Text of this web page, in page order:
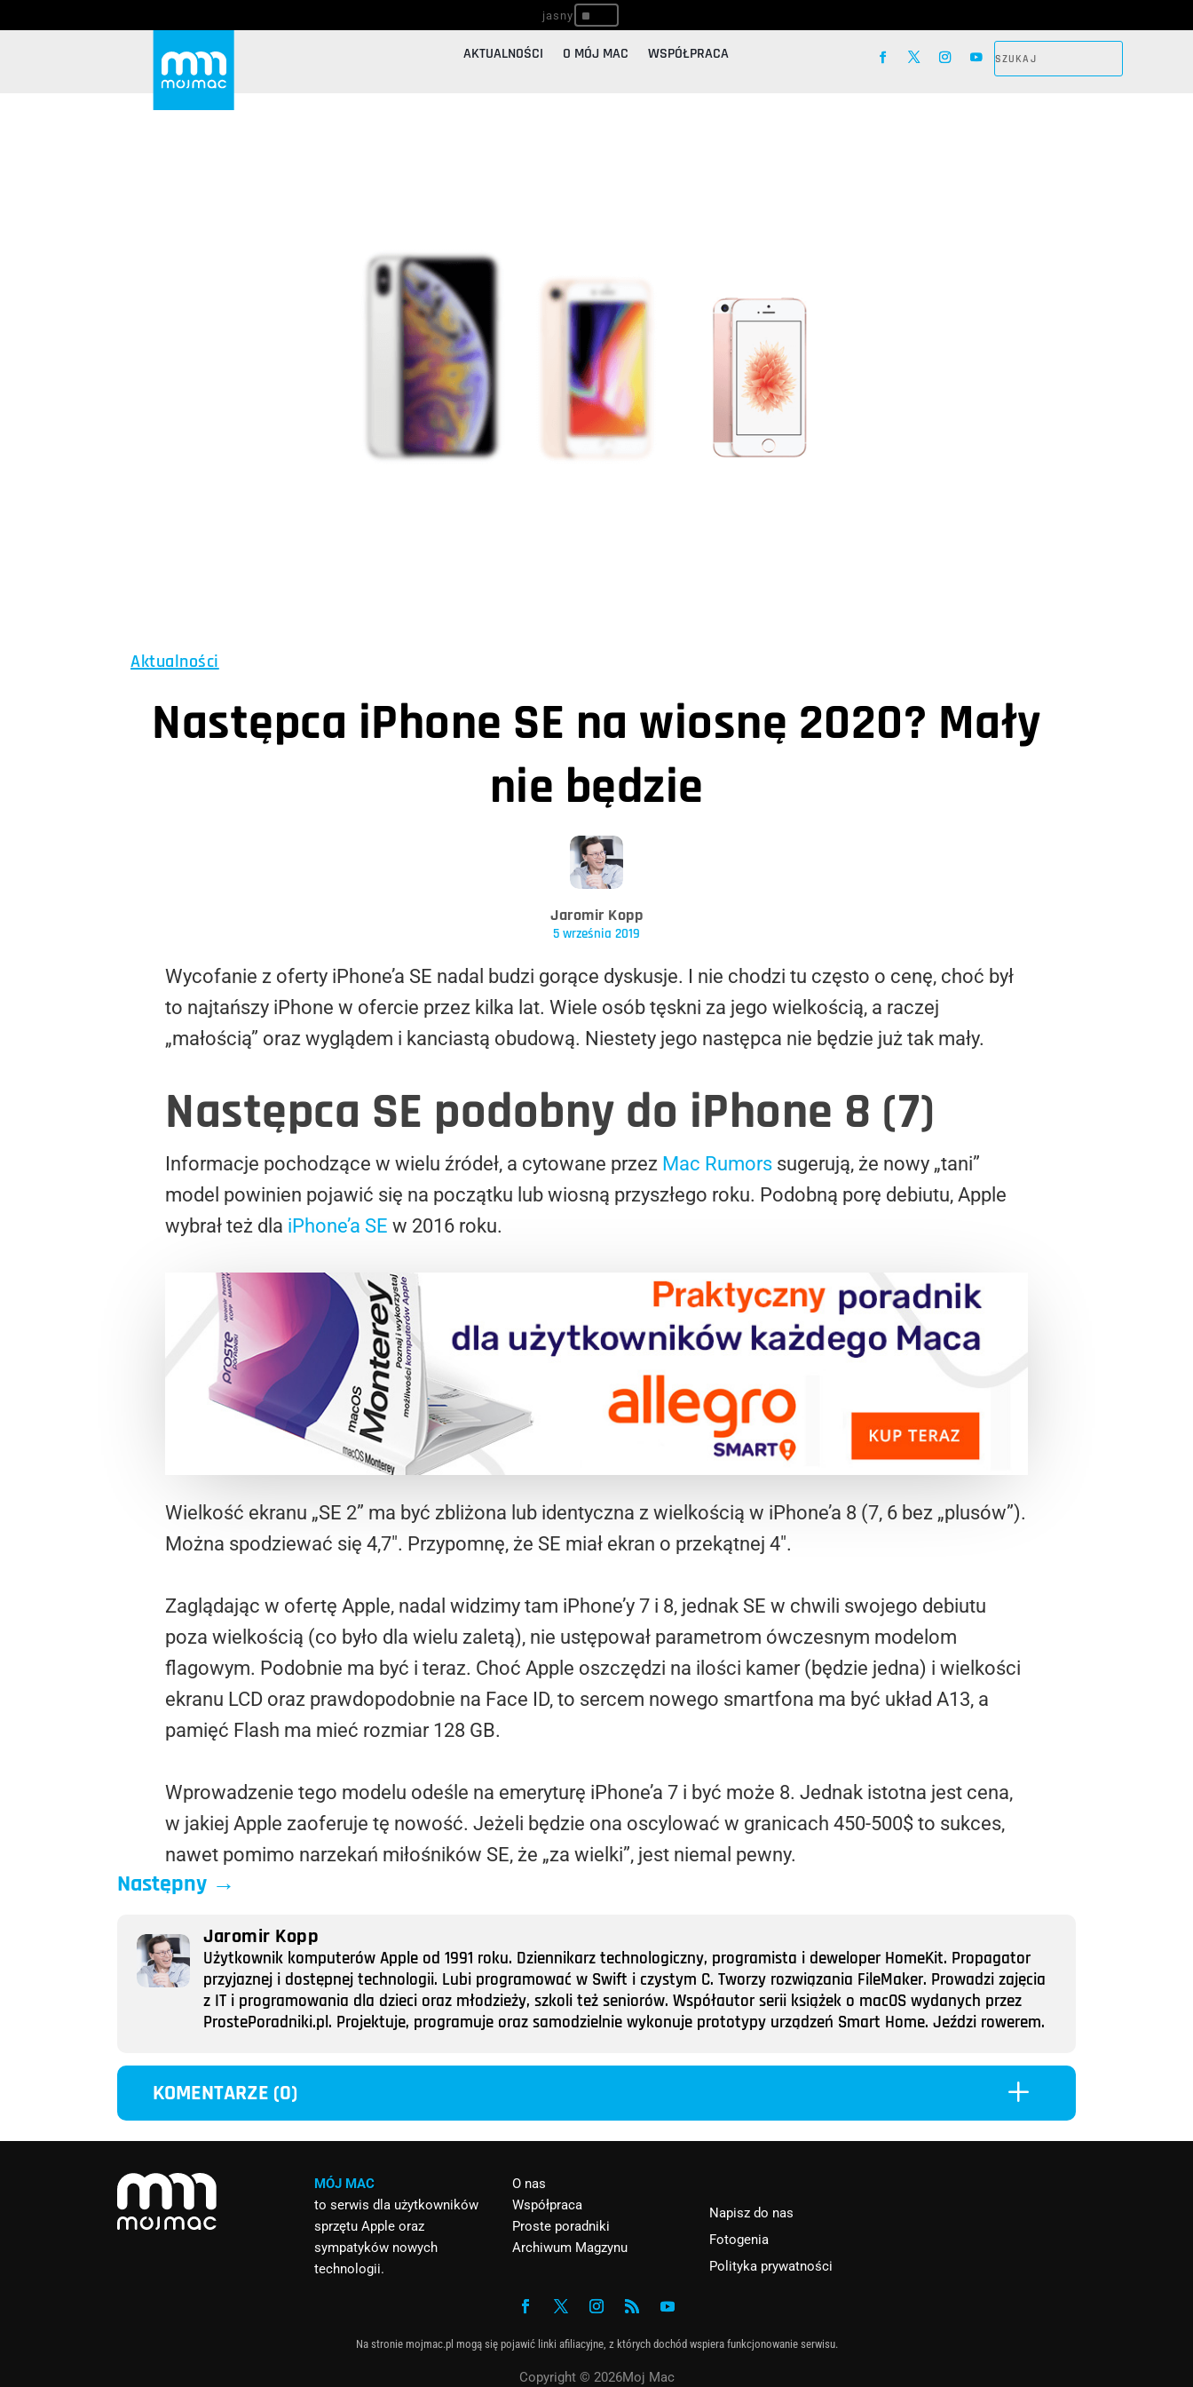
^
AKTUALNOŚCI O MÓJ MAC WSPÓŁPRACA
Aktualności
Następca iPhone SE na wiosnę 2020? Mały
nie będzie
Jaromir Kopp
5 września 2019
Wycofanie z oferty iPhone’a SE nadal budzi gorące dyskusje. I nie chodzi tu często o cenę, choć był
to najtańszy iPhone w ofercie przez kilka lat. Wiele osób tęskni za jego wielkością, a raczej
„małością” oraz wyglądem i kanciastą obudową. Niestety jego następca nie będzie już tak mały.
Następca SE podobny do iPhone 8 (7)
Informacje pochodzące w wielu źródeł, a cytowane przez Mac Rumors sugerują, że nowy „tani”
model powinien pojawić się na początku lub wiosną przyszłego roku. Podobną porę debiutu, Apple
wybrał też dla iPhone’a SE w 2016 roku.
Wielkość ekranu „SE 2” ma być zbliżona lub identyczna z wielkością w iPhone’a 8 (7, 6 bez „plusów”).
Można spodziewać się 4,7″. Przypomnę, że SE miał ekran o przekątnej 4″.
Zaglądając w ofertę Apple, nadal widzimy tam iPhone’y 7 i 8, jednak SE w chwili swojego debiutu
poza wielkością (co było dla wielu zaletą), nie ustępował parametrom ówczesnym modelom
flagowym. Podobnie ma być i teraz. Choć Apple oszczędzi na ilości kamer (będzie jedna) i wielkości
ekranu LCD oraz prawdopodobnie na Face ID, to sercem nowego smartfona ma być układ A13, a
pamięć Flash ma mieć rozmiar 128 GB.
Wprowadzenie tego modelu odeśle na emeryturę iPhone’a 7 i być może 8. Jednak istotna jest cena,
w jakiej Apple zaoferuje tę nowość. Jeżeli będzie ona oscylować w granicach 450-500$ to sukces,
nawet pomimo narzekań miłośników SE, że „za wielki”, jest niemal pewny.
Następny →
Jaromir Kopp
Użytkownik komputerów Apple od 1991 roku. Dziennikarz technologiczny, programista i deweloper HomeKit. Propagator
przyjaznej i dostępnej technologii. Lubi programować w Swift i czystym C. Tworzy rozwiązania FileMaker. Prowadzi zajęcia
z IT i programowania dla dzieci oraz młodzieży, szkoli też seniorów. Współautor serii książek o macOS wydanych przez
ProstePoradniki.pl. Projektuje, programuje oraz samodzielnie wykonuje prototypy urządzeń Smart Home. Jeździ rowerem.
KOMENTARZE (0) L
MÓJ MAC
to serwis dla użytkowników
sprzętu Apple oraz
sympatyków nowych
technologii.
O nas
Współpraca
Proste poradniki
Archiwum Magzynu
Napisz do nas
Fotogenia
Polityka prywatności
Na stronie mojmac.pl mogą się pojawić linki afiliacyjne, z których dochód wspiera funkcjonowanie serwisu.
Copyright © 2026Moj Mac